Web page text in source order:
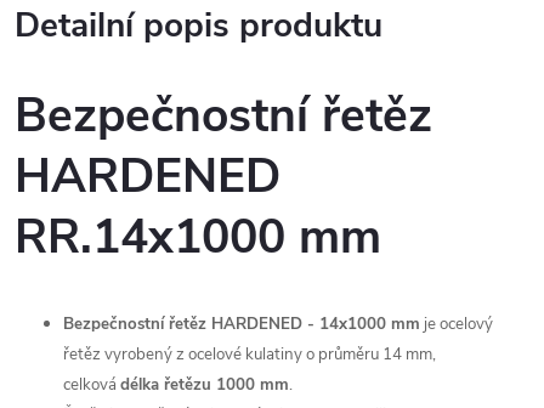
Detailní popis produktu
Bezpečnostní řetěz
HARDENED
RR.14x1000 mm
Bezpečnostní řetěz HARDENED - 14x1000 mm je ocelový
řetěz vyrobený z ocelové kulatiny o průměru 14 mm,
celková délka řetězu 1000 mm.